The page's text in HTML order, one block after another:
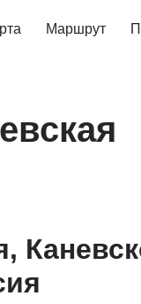
Маршрут